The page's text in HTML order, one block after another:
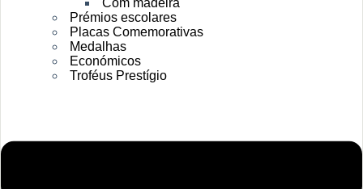
Com madeira
Prémios escolares
Placas Comemorativas
Medalhas
Económicos
Troféus Prestígio